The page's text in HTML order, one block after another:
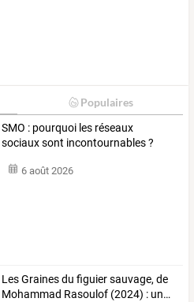
Populaires
SMO : pourquoi les réseaux
sociaux sont incontournables ?
6 août 2026
LesGrainesdu figuiersauvage,de
Mohammad Rasoulof (2024) : un…